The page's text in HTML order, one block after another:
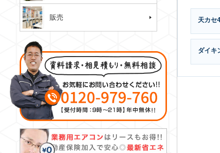
天カセ
ダイキ
販売